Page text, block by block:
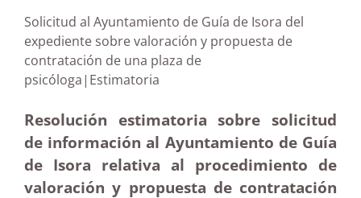
Solicitud al Ayuntamiento de Guía de Isora del
expediente sobre valoración y propuesta de
contratación de una plaza de
psicóloga|Estimatoria
Resolución estimatoria sobre solicitud
de información al Ayuntamiento de Guía
de Isora relativa al procedimiento de
valoración y propuesta de contratación